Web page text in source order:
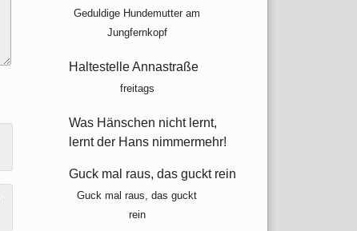
Geduldige Hundemutter am
Jungfernkopf
Haltestelle Annastraße
freitags
Was Hänschen nicht lernt,
lernt der Hans nimmermehr!
Guck mal raus, das guckt rein
Guck mal raus, das guckt
rein